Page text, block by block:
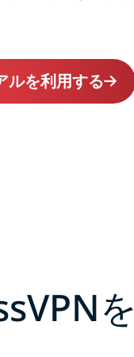
ルを利用する
を